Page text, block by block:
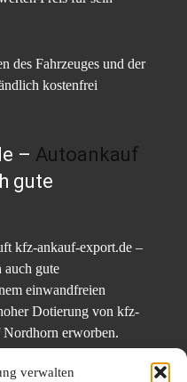
verwalten
des Fahrzeuges und der
kostenfrei
– Autoankauf
gute
kfz-ankauf-export.de –
auch gute
einwandfreien
Dotierung von kfz-
erworben.
beim Neuwagenkauf